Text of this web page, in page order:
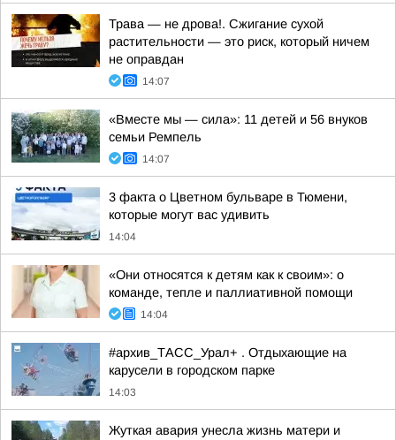
Трава — не дрова!. Сжигание сухой
растительности — это риск, который ничем
не оправдан
14:07
«Вместе мы — сила»: 11 детей и 56 внуков
семьи Ремпель
14:07
3 факта о Цветном бульваре в Тюмени,
которые могут вас удивить
14:04
«Они относятся к детям как к своим»: о
команде, тепле и паллиативной помощи
14:04
#архив_ТАСС_Урал+ . Отдыхающие на
карусели в городском парке
14:03
Жуткая авария унесла жизнь матери и